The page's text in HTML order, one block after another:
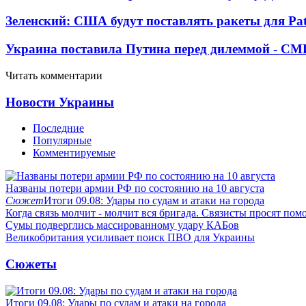
Зеленский: США будут поставлять ракеты для
Украина поставила Путина перед дилеммой -
Читать комментарии
Новости Украины
Последние
Популярные
Комментируемые
Названы потери армии РФ по состоянию на 10 августа
СюжетИтоги 09.08: Удары по судам и атаки на города
Когда связь молчит - молчит вся бригада. Связисты просят
Сумы подверглись массированному удару КАБов
Великобритания усиливает поиск ПВО для Украины
Сюжеты
Итоги 09.08: Удары по судам и атаки на города